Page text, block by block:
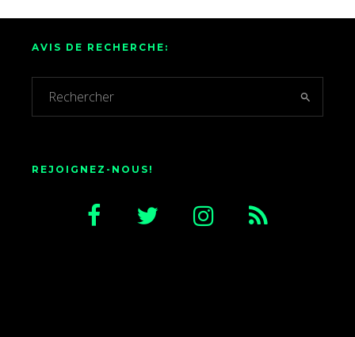
AVIS DE RECHERCHE:
REJOIGNEZ-NOUS!